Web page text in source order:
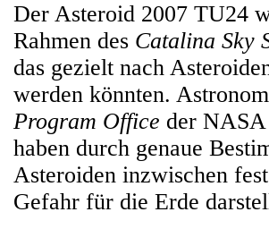
Der Asteroid 2007 TU24
Rahmen des Catalina Sky
das gezielt nach
werden könnten.
Program Office der
haben durch genaue
Asteroiden inzwischen
Gefahr für die Erde